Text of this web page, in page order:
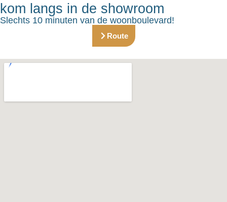
kom langs in de showroom
Slechts 10 minuten van de woonboulevard!
Route